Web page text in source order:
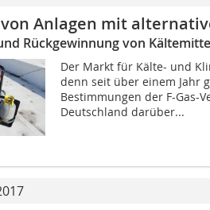
Anlagen mit
Rückgewinnung von
Der Markt für Kälte- und
denn seit über einem Jahr
Bestimmungen der F-Gas-
Deutschland darüber...